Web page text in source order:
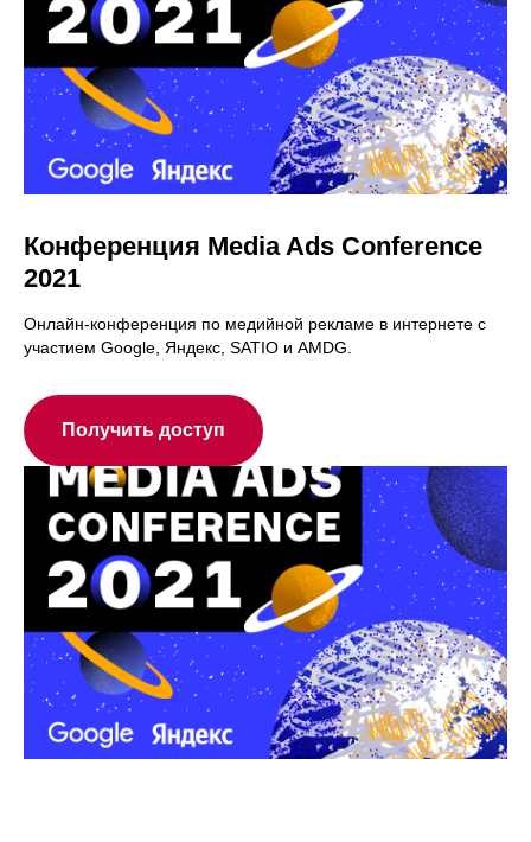
Конференция Media Ads Conference
2021
Онлайн-конференция по медийной рекламе в интернете с
участием Google, Яндекс, SATIO и AMDG.
Получить доступ